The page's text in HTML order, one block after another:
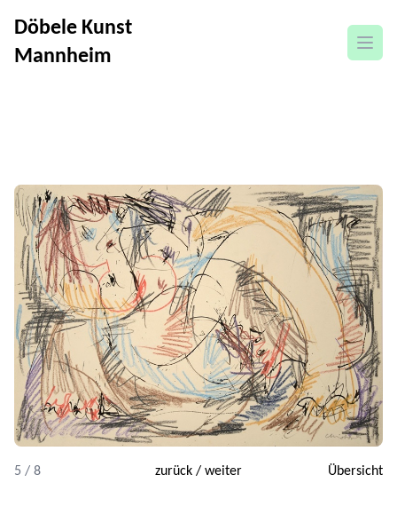
Döbele Kunst
Mannheim
5 / 8 zurück/ weiter Übersicht